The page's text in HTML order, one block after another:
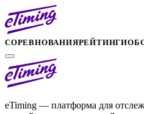
СОРЕВНОВАНИЯРЕЙТИНГИ
eTiming — платформа для